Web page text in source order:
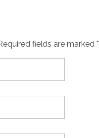
fields are marked *